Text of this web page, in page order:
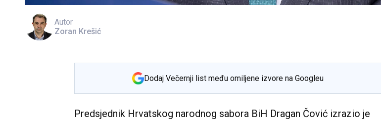
Autor
Zoran Krešić
Dodaj Večernji list među omiljene izvore na Googleu
Predsjednik Hrvatskog narodnog sabora BiH Dragan Čović izrazio je